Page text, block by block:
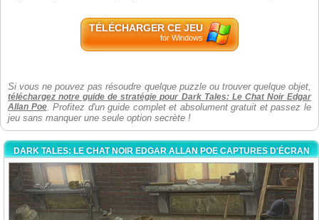
TÉLÉCHARGER CE JEU
for Windows
Si vous ne pouvez pas résoudre quelque puzzle ou trouver quelque objet,
téléchargez notre guide de stratégie pour Dark Tales: Le Chat Noir Edgar
Allan Poe. Profitez d'un guide complet et absolument gratuit et passez le
jeu sans manquer une seule option secrète !
DARK TALES: LE CHAT NOIR EDGAR ALLAN POE CAPTURES D'ÉCRAN